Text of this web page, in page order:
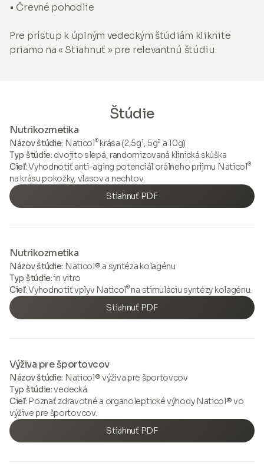
• Črevné pohodlie
Pre prístup k úplným vedeckým štúdiám kliknite
priamo na « Stiahnuť » pre relevantnú štúdiu.
Štúdie
Nutrikozmetika
Názov štúdie: Naticol®krása (2,5g¹, 5g² a 10g)
Typ štúdie: dvojito slepá, randomizovaná klinická skúška
Cieľ:Vyhodnotiť anti-aging potenciál orálneho príjmu Naticol®
na krásu pokožky, vlasov a nechtov.
Stiahnuť PDF
Nutrikozmetika
Názov štúdie: Naticol® a syntéza kolagénu
Typ štúdie:in vitro
Cieľ:Vyhodnotiť vplyv Naticol®na stimuláciu syntézy kolagénu.
Stiahnuť PDF
Výživa pre športovcov
Názov štúdie: Naticol® výživa pre športovcov
Typ štúdie:vedecká
Cieľ: Poznať zdravotné a organoleptické výhody Naticol® vo
výžive pre športovcov.
Stiahnuť PDF